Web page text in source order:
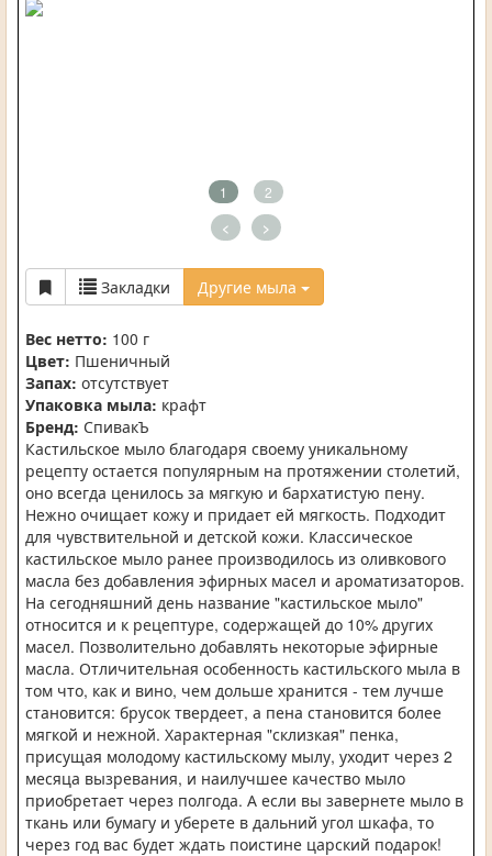
1 2
< >
Закладки Другие мыла
Вес нетто: 100 г
Цвет: Пшеничный
Запах: отсутствует
Упаковка мыла: крафт
Бренд: СпивакЪ
Кастильское мыло благодаря своему уникальному
рецепту остается популярным на протяжении столетий,
оно всегда ценилось за мягкую и бархатистую пену.
Нежно очищает кожу и придает ей мягкость. Подходит
для чувствительной и детской кожи. Классическое
кастильское мыло ранее производилось из оливкового
масла без добавления эфирных масел и ароматизаторов.
На сегодняшний день название "кастильское мыло"
относится и к рецептуре, содержащей до 10% других
масел. Позволительно добавлять некоторые эфирные
масла. Отличительная особенность кастильского мыла в
том что, как и вино, чем дольше хранится - тем лучше
становится: брусок твердеет, а пена становится более
мягкой и нежной. Характерная "склизкая" пенка,
присущая молодому кастильскому мылу, уходит через 2
месяца вызревания, и наилучшее качество мыло
приобретает через полгода. А если вы завернете мыло в
ткань или бумагу и уберете в дальний угол шкафа, то
через год вас будет ждать поистине царский подарок!